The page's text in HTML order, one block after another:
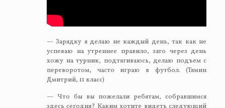
— Зарядку я делаю не каждый день, так как не
успеваю на утреннее правило, зато через день
хожу на турник, подтягиваюсь, делаю подъем с
переворотом, часто играю в футбол. (Тямин
Дмитрий, 11 класс)
— Что бы вы пожелали ребятам, собравшимся